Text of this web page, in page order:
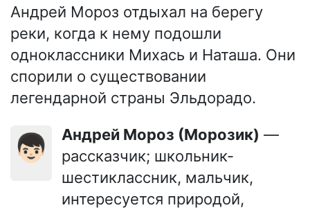
Андрей Мороз отдыхал на берегу
реки, когда к нему подошли
одноклассники Михась и Наташа. Они
спорили о существовании
легендарной страны Эльдорадо.
👦🏻 Андрей Мороз (Морозик) —
рассказчик; школьник-
шестиклассник, мальчик,
интересуется природой,